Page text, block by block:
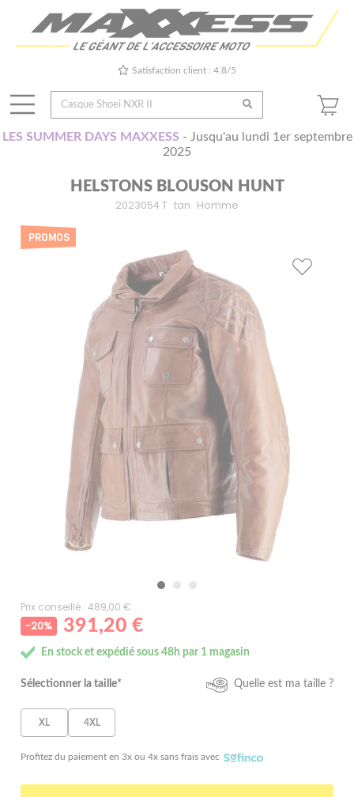
Satisfaction client : 4.8/5
LES SUMMER DAYS MAXXESS - Jusqu'au lundi 1er septembre
2025
HELSTONS BLOUSON HUNT
2023054 T tan Homme
PROMOS
Prix conseillé : 489,00 €
-20%
391,20 €
En stock et expédié sous 48h par 1 magasin
Sélectionner la taille* Quelle est ma taille ?
XL 4XL
Profitez du paiement en 3x ou 4x sans frais avec